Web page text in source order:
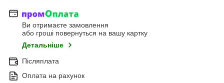
Ви отримаєте замовлення
або гроші повернуться на вашу картку
Детальніше
Післяплата
Оплата на рахунок